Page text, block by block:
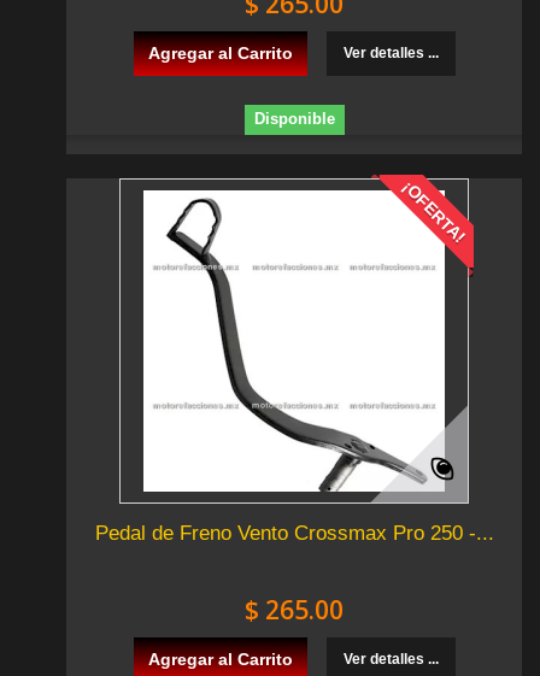
Agregar al Carrito Ver detalles ...
Disponible
¡OFERTA!
Pedal de Freno Vento Crossmax Pro 250 -...
$ 265.00
Agregar al Carrito Ver detalles ...